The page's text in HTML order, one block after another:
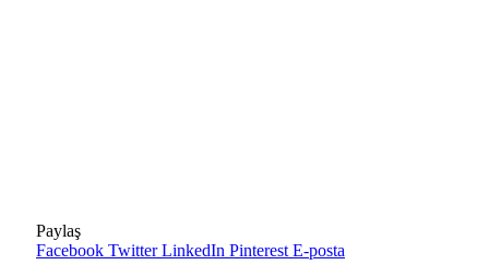
Paylaş
Facebook Twitter LinkedIn Pinterest E-posta